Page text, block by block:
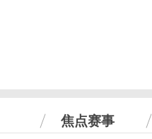
焦点赛事